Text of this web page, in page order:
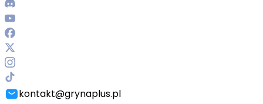
kontakt@grynaplus.pl